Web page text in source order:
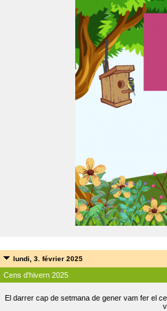
lundi, 3. février 2025
Cens d'hivern 2025
El darrer cap de setmana de gener vam fer el